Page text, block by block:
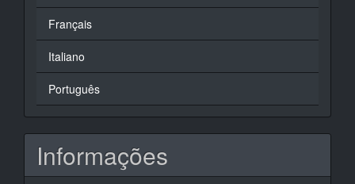
Français
Italiano
Português
Informações